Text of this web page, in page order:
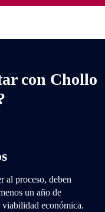
con Chollo
al proceso, deben
un año de
viabilidad económica.